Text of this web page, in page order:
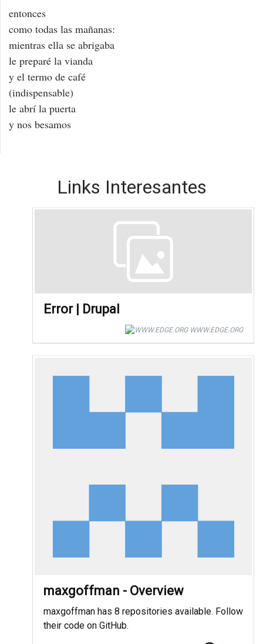
entonces
como todas las mañanas:
mientras ella se abrigaba
le preparé la vianda
y el termo de café
(indispensable)
le abrí la puerta
y nos besamos
Links Interesantes
Error | Drupal
WWW.EDGE.ORG
maxgoffman - Overview
maxgoffman has 8 repositories available. Follow
their code on GitHub.